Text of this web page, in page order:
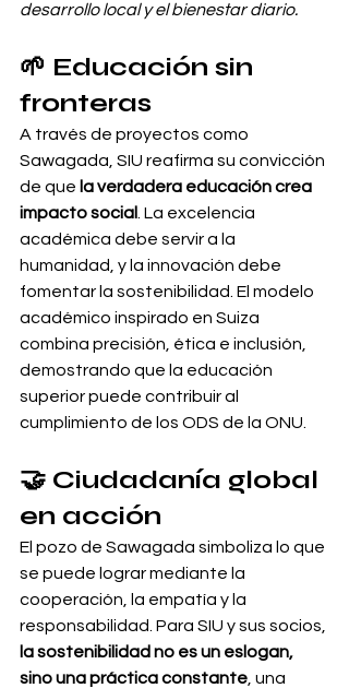
desarrollo local y el bienestar diario.
🌱 Educación sin
fronteras
A través de proyectos como
Sawagada, SIU reafirma su convicción
de que la verdadera educación crea
impacto social . La excelencia
académica debe servir a la
humanidad, y la innovación debe
fomentar la sostenibilidad. El modelo
académico inspirado en Suiza
combina precisión, ética e inclusión,
demostrando que la educación
superior puede contribuir al
cumplimiento de los ODS de la ONU.
🤝 Ciudadanía global
en acción
El pozo de Sawagada simboliza lo que
se puede lograr mediante la
cooperación, la empatía y la
responsabilidad. Para SIU y sus socios,
la sostenibilidad no es un eslogan,
sino una práctica constante , una